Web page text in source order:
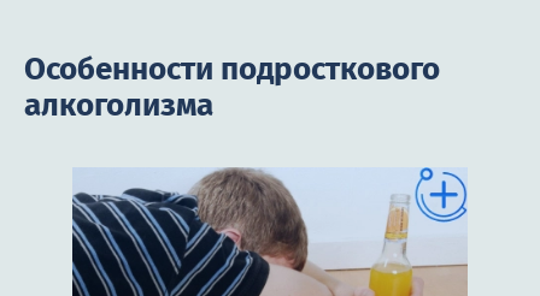
Особенности подросткового
алкоголизма